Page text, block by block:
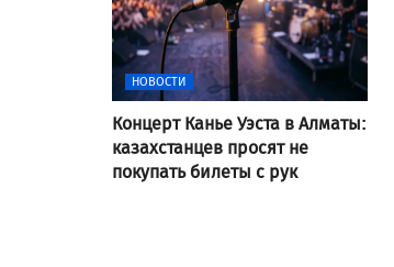
НОВОСТИ
Концерт Канье Уэста в Алматы:
казахстанцев просят не
покупать билеты с рук